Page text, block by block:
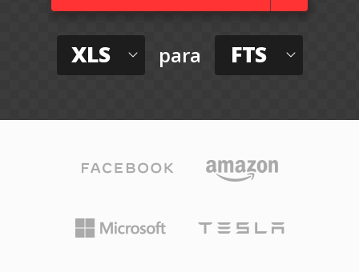
XLS para FTS